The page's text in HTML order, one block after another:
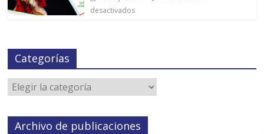
desactivados
Categorías
Archivo de publicaciones